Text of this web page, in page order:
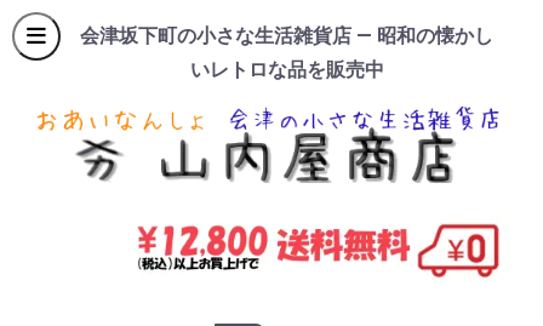
会津坂下町の小さな生活雑貨店 — 昭和の懐かし
いレトロな品を販売中